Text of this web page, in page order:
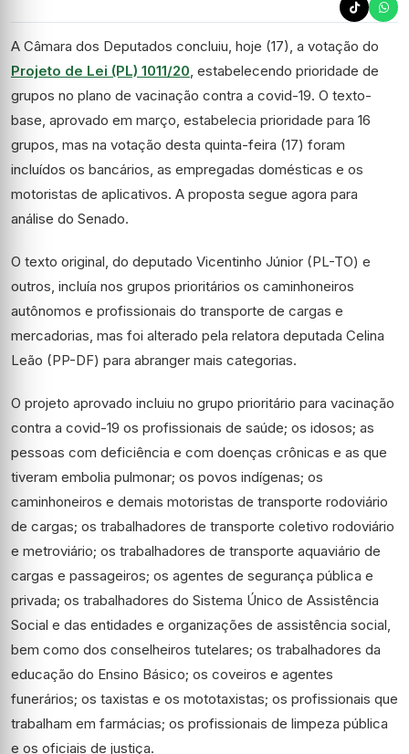
A Câmara dos Deputados concluiu, hoje (17), a votação do
Projeto de Lei (PL) 1011/20, estabelecendo prioridade de
grupos no plano de vacinação contra a covid-19. O texto-
base, aprovado em março, estabelecia prioridade para 16
grupos, mas na votação desta quinta-feira (17) foram
incluídos os bancários, as empregadas domésticas e os
motoristas de aplicativos. A proposta segue agora para
análise do Senado.
O texto original, do deputado Vicentinho Júnior (PL-TO) e
outros, incluía nos grupos prioritários os caminhoneiros
autônomos e profissionais do transporte de cargas e
mercadorias, mas foi alterado pela relatora deputada Celina
Leão (PP-DF) para abranger mais categorias.
O projeto aprovado incluiu no grupo prioritário para vacinação
contra a covid-19 os profissionais de saúde; os idosos; as
pessoas com deficiência e com doenças crônicas e as que
tiveram embolia pulmonar; os povos indígenas; os
caminhoneiros e demais motoristas de transporte rodoviário
de cargas; os trabalhadores de transporte coletivo rodoviário
e metroviário; os trabalhadores de transporte aquaviário de
cargas e passageiros; os agentes de segurança pública e
privada; os trabalhadores do Sistema Único de Assistência
Social e das entidades e organizações de assistência social,
bem como dos conselheiros tutelares; os trabalhadores da
educação do Ensino Básico; os coveiros e agentes
funerários; os taxistas e os mototaxistas; os profissionais que
trabalham em farmácias; os profissionais de limpeza pública
e os oficiais de justiça.